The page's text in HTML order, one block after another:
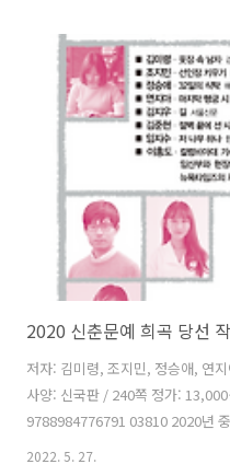
미리 , 이도경 , 김마딘 , 황수아 ,
홉 작품이 실려 있다. 차례 이예찬
(매일신문) 이도경 (부산일보) 김
자 (한국극작가협회) 조은주 (한
2020 신춘문예 희곡 당선
저자: 김미령, 조지민, 정승애, 연
사양: 신국판 / 240쪽 정가:
9788984776791 03810 2020년
2022. 5. 27.